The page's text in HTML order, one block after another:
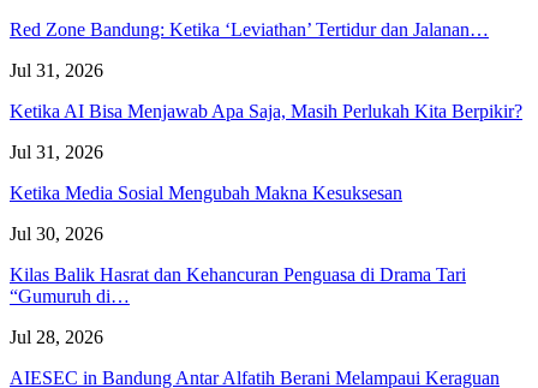
Red Zone Bandung: Ketika ‘Leviathan’ Tertidur dan Jalanan…
Jul 31, 2026
Ketika AI Bisa Menjawab Apa Saja, Masih Perlukah Kita Berpikir?
Jul 31, 2026
Ketika Media Sosial Mengubah Makna Kesuksesan
Jul 30, 2026
Kilas Balik Hasrat dan Kehancuran Penguasa di Drama Tari
“Gumuruh di…
Jul 28, 2026
AIESEC in Bandung Antar Alfatih Berani Melampaui Keraguan